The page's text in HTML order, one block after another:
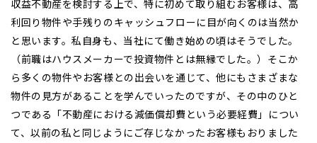
収益不動産を検討する上で、特に初めて取り組むお客様は、高
利回り物件や手残りのキャッシュフローに目が向くのは当然か
と思います。私自身も、当社にて働き始めの頃はそうでした。
（前職はハウスメーカーで投資物件とは無縁でした。）そこか
ら多くの物件やお客様との出会いを通じて、他にもさまざまな
物件の見方があることを学んでいったのですが、その中のひと
つである「不動産における減価償却費という必要経費」につい
て、以前の私と同じようにご存じなかったお客様もおりました